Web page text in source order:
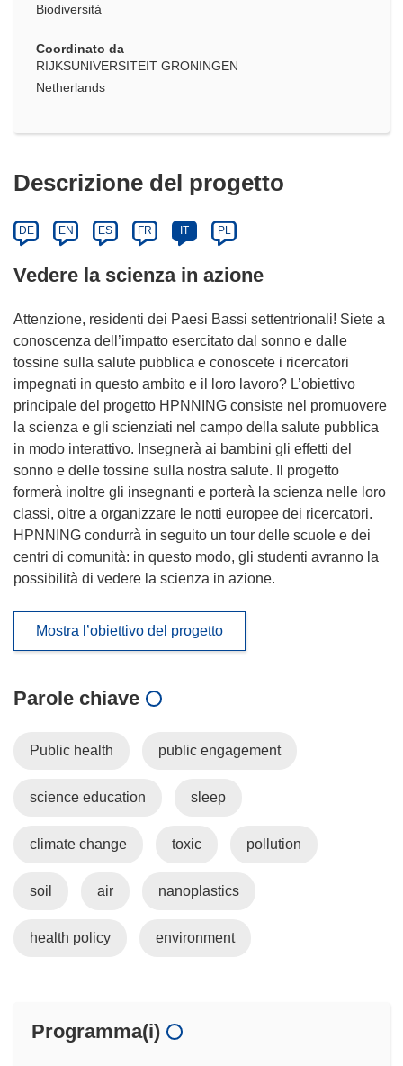
Biodiversità
Coordinato da
RIJKSUNIVERSITEIT GRONINGEN
Netherlands
Descrizione del progetto
DE EN ES FR IT PL
Vedere la scienza in azione
Attenzione, residenti dei Paesi Bassi settentrionali! Siete a
conoscenza dell’impatto esercitato dal sonno e dalle
tossine sulla salute pubblica e conoscete i ricercatori
impegnati in questo ambito e il loro lavoro? L’obiettivo
principale del progetto HPNNING consiste nel promuovere
la scienza e gli scienziati nel campo della salute pubblica
in modo interattivo. Insegnerà ai bambini gli effetti del
sonno e delle tossine sulla nostra salute. Il progetto
formerà inoltre gli insegnanti e porterà la scienza nelle loro
classi, oltre a organizzare le notti europee dei ricercatori.
HPNNING condurrà in seguito un tour delle scuole e dei
centri di comunità: in questo modo, gli studenti avranno la
possibilità di vedere la scienza in azione.
Mostra l’obiettivo del progetto
Parole chiave
Public health public engagement
science education sleep
climate change toxic pollution
soil air nanoplastics
health policy environment
Programma(i)